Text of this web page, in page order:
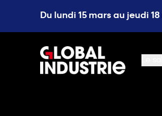
Du lundi 15 mars au jeudi
page.home